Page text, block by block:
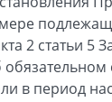
2 статьи 5
в период